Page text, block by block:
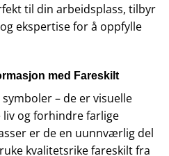
til din arbeidsplass, tilbyr
ekspertise for å oppfylle
med Fareskilt
– de er visuelle
liv og forhindre farlige
er de en uunnværlig del
kvalitetsrike fareskilt fra